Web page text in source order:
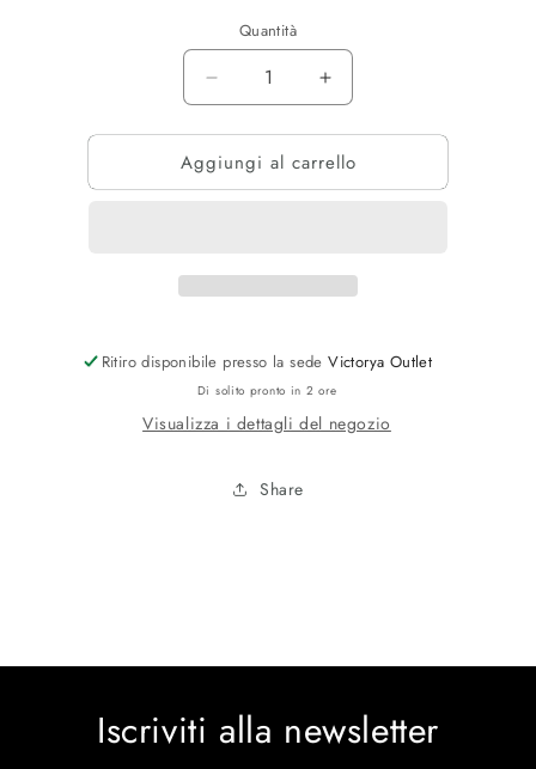
non
disponibile
Quantità
Diminuisci
quantità
per
POLO
LOGO
Aumenta
quantità
per
POLO
LOGO
Aggiungi al carrello
Ritiro disponibile presso la sedeVictorya Outlet
Di solito pronto in 2 ore
Visualizza i dettagli del negozio
Share
Iscriviti alla newsletter